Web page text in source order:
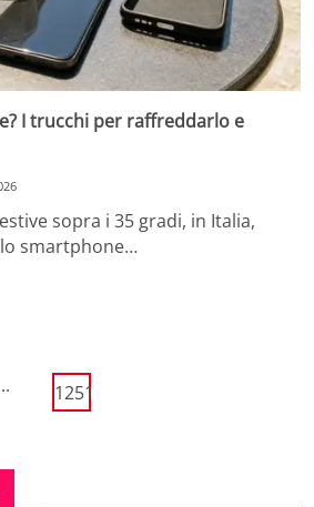
I trucchi per raffreddarlo e
sopra i 35 gradi, in Italia,
smartphone…
1251